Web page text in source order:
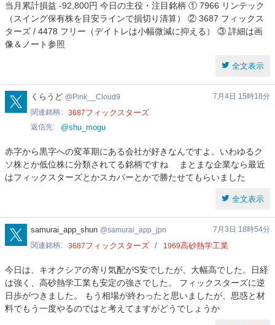
当月累計損益 -92,800円 今日の主役・注目銘柄 ① 7966 リンテック
（スイング保有株を目安ラインで損切り清算） ② 3687 フィックス
ターズ / 4478 フリー（デイトレは小幅微減に抑える） ③ 詳細は画
像＆ノート参照
全文表示
Pink__Cloud9
くらうど Pink__Cloud9
7月4日 15時18分
関連銘柄
3687フィックスターズ
返信先 @shu_mogu
赤字から黒字への変革期にある会社が好きなんですよ。いわゆるク
ソ株とか低位株に分類されてる銘柄ですね まとまな企業なら最近
はフィックスターズとかスカパーとかで勝たせてもらいました
全文表示
samurai_app_jpn
samurai_app_shun samurai_app_jpn
7月3日 18時54分
関連銘柄
3687フィックスターズ 1969高砂熱学工業
今日は、キオクシアの寄り気配がS安でしたが、大幅高でした。日経
は強く、高砂熱学工業も安定の強さでした。 フィックスターズに逆
日歩がつきました。 もう相場が終わったと思いましたが、思惑と材
料でもう一度やるのではと考えてますがどうでしょうか